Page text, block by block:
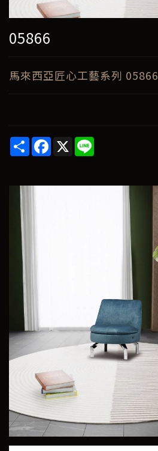
05866
馬來西亞匠心工藝系列 05866
ShareFacebook
X